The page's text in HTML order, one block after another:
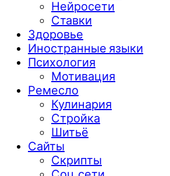
Нейросети
Ставки
Здоровье
Иностранные языки
Психология
Мотивация
Ремесло
Кулинария
Стройка
Шитьё
Сайты
Скрипты